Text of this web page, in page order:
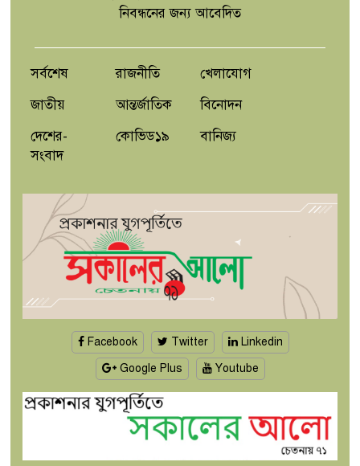
নিবন্ধনের জন্য আবেদিত
সর্বশেষ
জাতীয়
দেশের-
সংবাদ
রাজনীতি
আন্তর্জাতিক
কোভিড১৯
খেলাযোগ
বিনোদন
বানিজ্য
Facebook Twitter
Linkedin
Google Plus
Youtube